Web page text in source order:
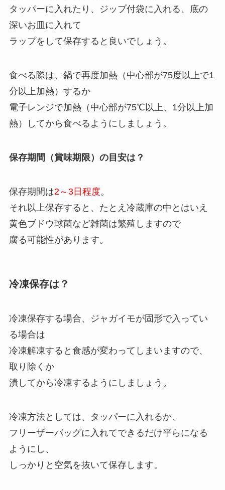
タッパーに入れたり、ジップ付袋に入れる、底の
深いお皿に入れて
ラップをして保存すると良いでしょう。
食べる際は、鍋で再度加熱（中心部が75度以上で1
分以上加熱）するか
電子レンジで加熱（中心部が75℃以上、1分以上加
熱）してから食べるようにしましょう。
保存期間（賞味期限）の目安は？
保存期間は2～3日程度。
それ以上保存すると、たとえ冷蔵庫の中とはいえ
黄色ブドウ球菌など雑菌は繁殖しますので
腐る可能性があります。
冷凍保存は？
冷凍保存する場合、ジャガイモが固形で入ってい
る場合は
冷凍解凍すると食感が変わってしまいますので、
取り除くか
潰してから冷凍するようにしましょう。
冷凍方法としては、タッパーに入れるか、
フリーザーバッグに入れてできるだけ平らになる
ようにし、
しっかりと空気を抜いて保存します。